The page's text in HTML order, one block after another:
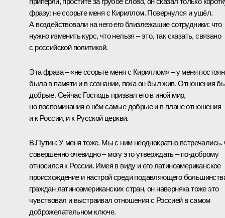
фразу: не ссорьте меня с Кириллом. Повернулся и ушёл.
А воздействовали на него его близлежащие сотрудники: что
нужно изменить курс, что нельзя – это, так сказать, связано
с российской политикой.
Эта фраза – «не ссорьте меня с Кириллом» – у меня
была в памяти и в сознании, пока он был жив. Отношения
добрые. Сейчас Господь призвал его в иной мир,
но воспоминания о нём самые добрые и в плане отношения
и к России, и к Русской церкви.
В.Путин: У меня тоже. Мы с ним неоднократно
совершенно очевидно – могу это утверждать – по-доброму
относился к России. Имея в виду и его латиноамериканское
происхождение и настрой среди подавляющего
граждан латиноамериканских стран, он наверняка тоже это
чувствовал и выстраивал отношения с Россией в самом
доброжелательном ключе.